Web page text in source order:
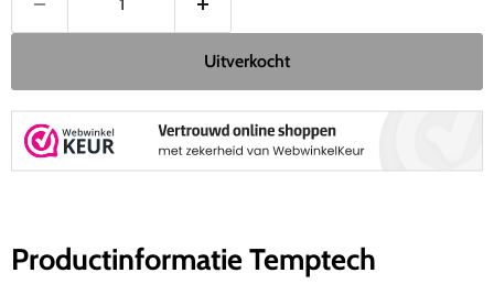
Uitverkocht
Productinformatie Temptech